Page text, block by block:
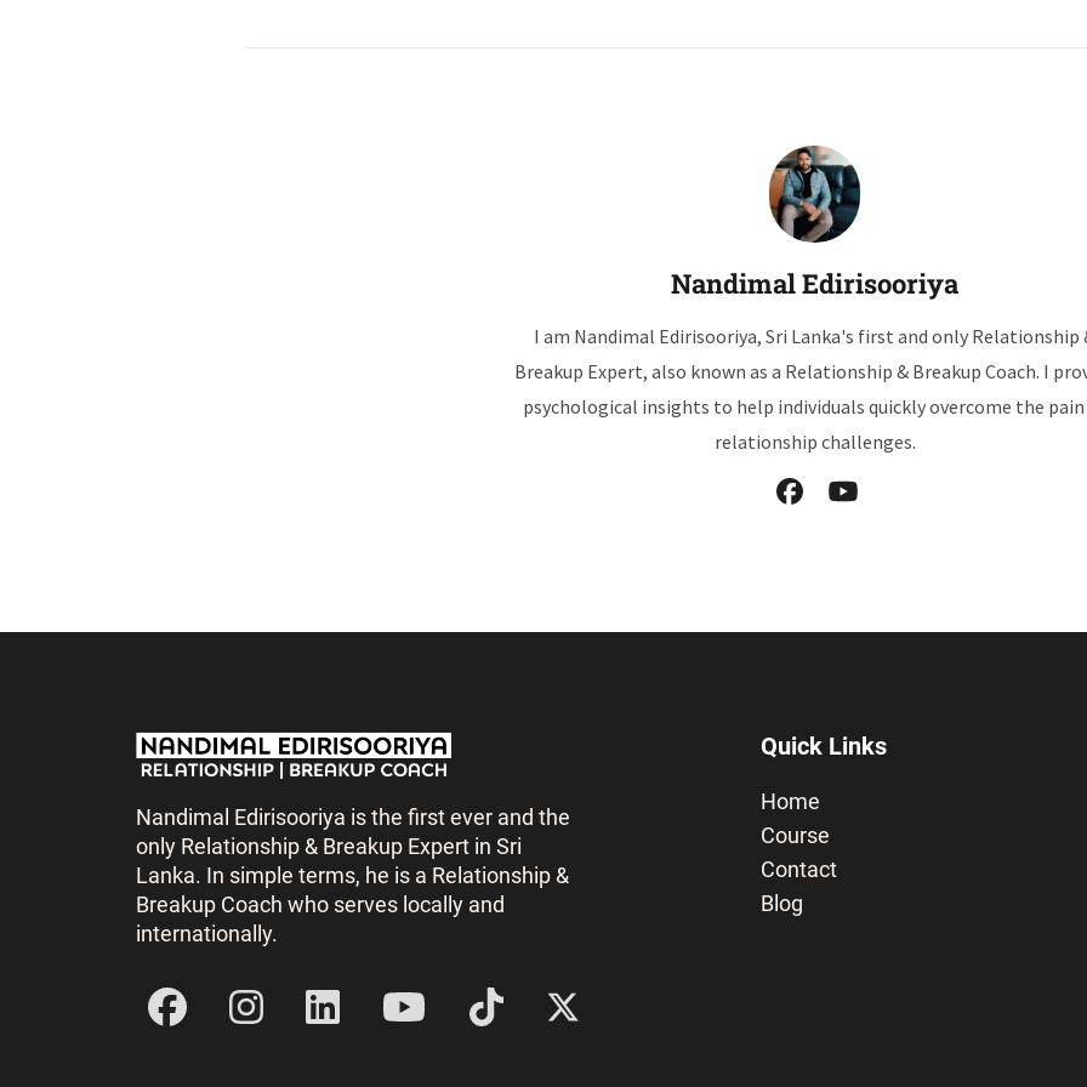
Nandimal Edirisooriya
I am Nandimal Edirisooriya, Sri Lanka's first and only Relationship
Breakup Expert, also known as a Relationship & Breakup Coach. I
psychological insights to help individuals quickly overcome the
relationship challenges.
Nandimal Edirisooriya is the first ever and the
only Relationship & Breakup Expert in Sri
Lanka. In simple terms, he is a Relationship &
Breakup Coach who serves locally and
internationally.
Quick Links
Home
Course
Contact
Blog